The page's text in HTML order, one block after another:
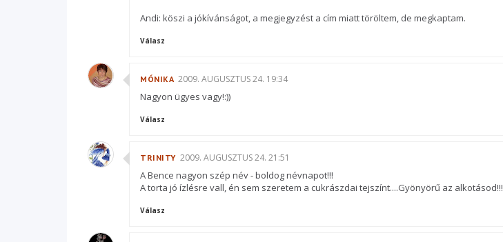
Andi: köszi a jókívánságot, a megjegyzést a cím miatt töröltem, de megkaptam.
Válasz
MÓNIKA 2009. AUGUSZTUS 24. 19:34
Nagyon ügyes vagy!:))
Válasz
TRINITY 2009. AUGUSZTUS 24. 21:51
A Bence nagyon szép név - boldog névnapot!!!
A torta jó ízlésre vall, én sem szeretem a cukrászdai tejszínt....Gyönyörű az alkotásod!!!
Válasz